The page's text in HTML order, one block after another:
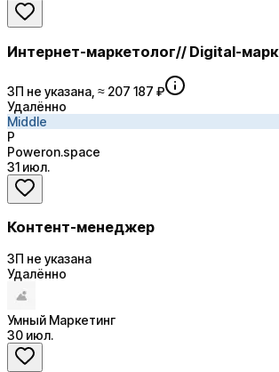
Интернет-маркетолог// Digital-
ЗП не указана, ≈ 207 187 ₽
Удалённо
Middle
P
Poweron.space
31 июл.
Контент-менеджер
ЗП не указана
Удалённо
Умный Маркетинг
30 июл.